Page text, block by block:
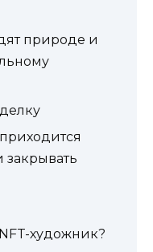
природе и
художник?